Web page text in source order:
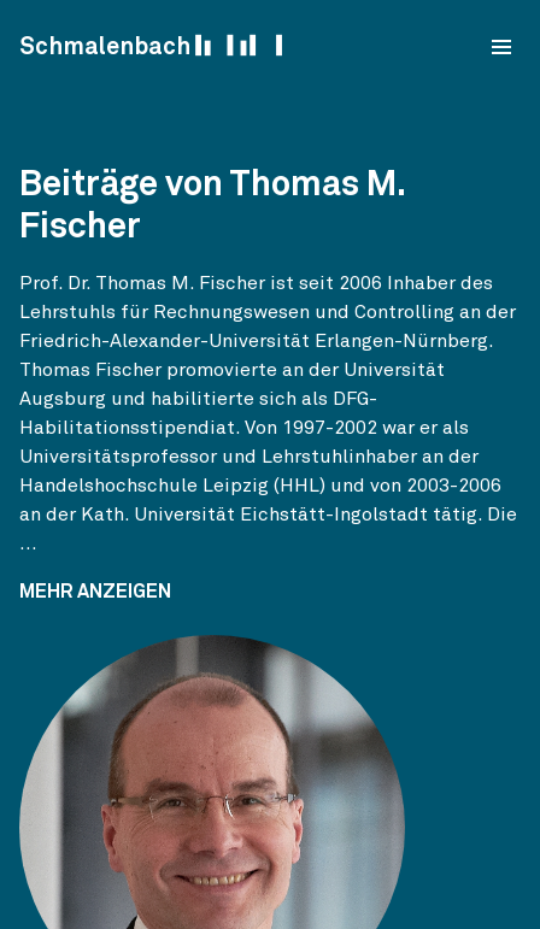
Schmalenbach
Beiträge von Thomas M.
Fischer
Prof. Dr. Thomas M. Fischer ist seit 2006 Inhaber des
Lehrstuhls für Rechnungswesen und Controlling an der
Friedrich-Alexander-Universität Erlangen-Nürnberg.
Thomas Fischer promovierte an der Universität
Augsburg und habilitierte sich als DFG-
Habilitationsstipendiat. Von 1997-2002 war er als
Universitätsprofessor und Lehrstuhlinhaber an der
Handelshochschule Leipzig (HHL) und von 2003-2006
an der Kath. Universität Eichstätt-Ingolstadt tätig. Die
...
MEHR ANZEIGEN